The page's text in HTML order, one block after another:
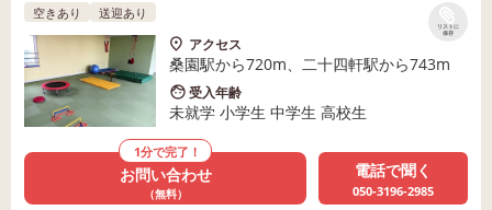
リストに
保存
空きあり 送迎あり
アクセス
桑園駅から720m、二十四軒駅から743m
受入年齢
未就学 小学生 中学生 高校生
1分で完了！
お問い合わせ
（無料）
電話で聞く
050-3196-2985